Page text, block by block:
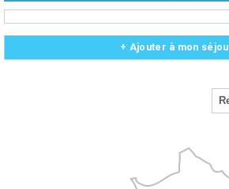
+ Ajouter à mon